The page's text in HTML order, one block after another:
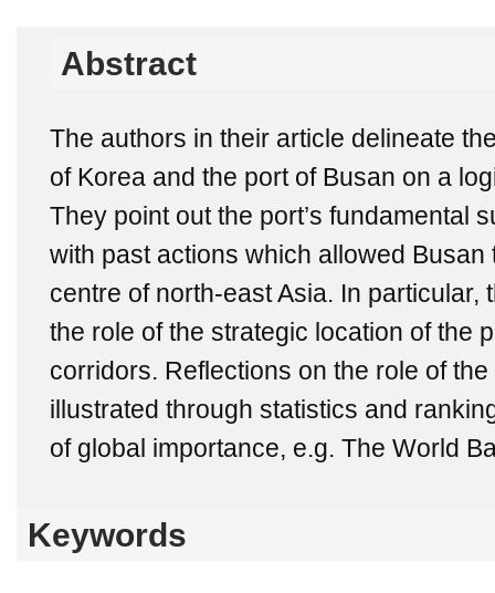
Abstract
The authors in their article delineate
of Korea and the port of Busan on a
They point out the port’s fundamental
with past actions which allowed Busan
centre of north-east Asia. In particular,
the role of the strategic location of the
corridors. Reflections on the role of
illustrated through statistics and
of global importance, e.g. The World
Keywords